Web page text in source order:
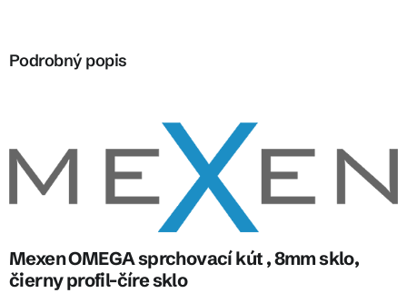
Podrobný popis
Mexen OMEGA sprchovací kút , 8mm sklo,
čierny profil-číre sklo